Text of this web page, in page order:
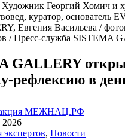
Георгий Хомич и
куратор, основатель
Евгения Васильева /
/ Пресс-служба SISTEMA
GALLERY
рефлексию в
МЕЖНАЦ.РФ
, Новости